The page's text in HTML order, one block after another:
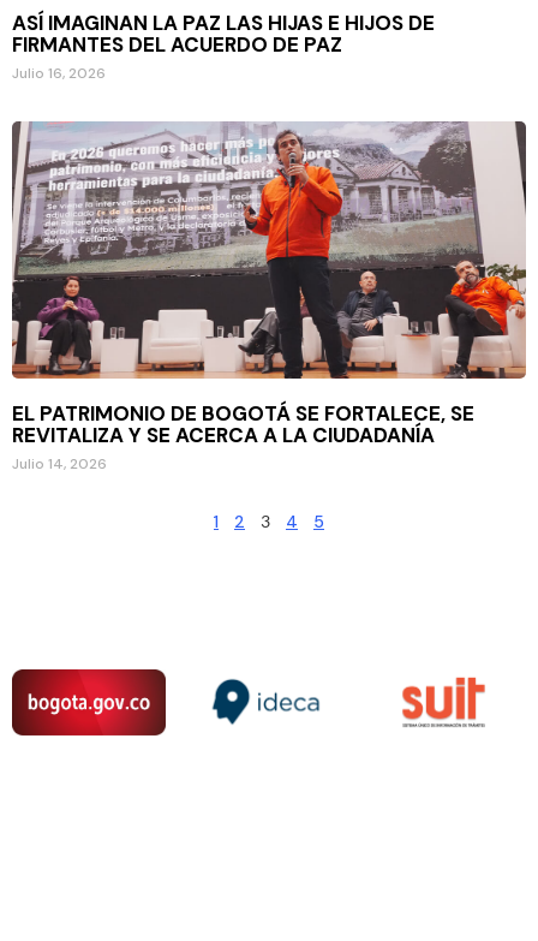
ASÍ IMAGINAN LA PAZ LAS HIJAS E HIJOS DE
FIRMANTES DEL ACUERDO DE PAZ
Julio 16, 2026
EL PATRIMONIO DE BOGOTÁ SE FORTALECE, SE
REVITALIZA Y SE ACERCA A LA CIUDADANÍA
Julio 14, 2026
1 2 3 4 5